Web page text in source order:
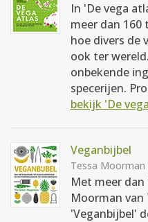
In 'De vega
meer dan 160
hoe divers de
ook ter
onbekende
specerijen.
bekijk 'De
Veganbijbel
Tessa Moorman
Met meer
Moorman van
'Veganbijbel'